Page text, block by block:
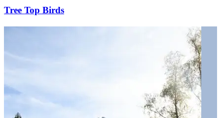
Tree Top Birds